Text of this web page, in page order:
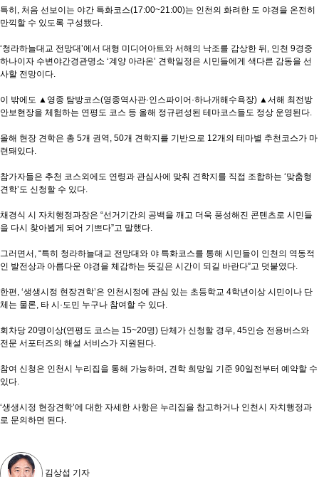
특히, 처음 선보이는 야간 특화코스(17:00~21:00)는 인천의 화려한 도 야경을 온전히
만끽할 수 있도록 구성됐다.
‘청라하늘대교 전망대’에서 대형 미디어아트와 서해의 낙조를 감상한 뒤, 인천 9경중
하나이자 수변야간경관명소 ‘계양 아라온’ 견학일정은 시민들에게 색다른 감동을 선
사할 전망이다.
이 밖에도 ▲영종 탐방코스(영종역사관·인스파이어·하나개해수욕장) ▲서해 최전방
안보현장을 체험하는 연평도 코스 등 올해 정규편성된 테마코스들도 정상 운영된다.
올해 현장 견학은 총 5개 권역, 50개 견학지를 기반으로 12개의 테마별 추천코스가 마
련돼있다.
참가자들은 추천 코스외에도 연령과 관심사에 맞춰 견학지를 직접 조합하는 ‘맞춤형
견학’도 신청할 수 있다.
채경식 시 자치행정과장은 “선거기간의 공백을 깨고 더욱 풍성해진 콘텐츠로 시민들
을 다시 찾아뵙게 되어 기쁘다”고 말했다.
그러면서, “특히 청라하늘대교 전망대와 야 특화코스를 통해 시민들이 인천의 역동적
인 발전상과 아름다운 야경을 체감하는 뜻깊은 시간이 되길 바란다”고 덧붙였다.
한편, ‘생생시정 현장견학’은 인천시정에 관심 있는 초등학교 4학년이상 시민이나 단
체는 물론, 타 시·도민 누구나 참여할 수 있다.
회차당 20명이상(연평도 코스는 15~20명) 단체가 신청할 경우, 45인승 전용버스와
전문 서포터즈의 해설 서비스가 지원된다.
참여 신청은 인천시 누리집을 통해 가능하며, 견학 희망일 기준 90일전부터 예약할 수
있다.
‘생생시정 현장견학’에 대한 자세한 사항은 누리집을 참고하거나 인천시 자치행정과
로 문의하면 된다.
김상섭 기자